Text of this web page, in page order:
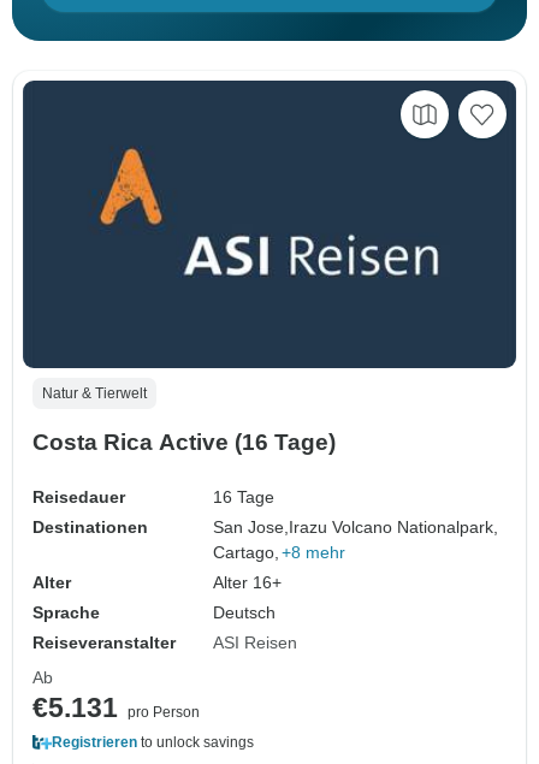
Natur & Tierwelt
Costa Rica Active (16 Tage)
Reisedauer
16 Tage
Destinationen
San Jose,Irazu Volcano Nationalpark,
Cartago, +8 mehr
Alter
Alter 16+
Sprache
Deutsch
Reiseveranstalter
ASI Reisen
Ab
€5.131 pro Person
Registrieren to unlock savings